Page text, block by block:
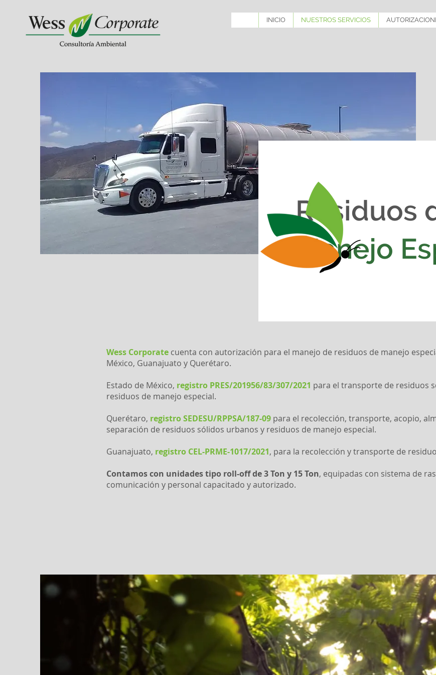
INICIO NUESTROS SERVICIOS
Residuos
Manejo
Wess Corporate cuenta con autorización para el manejo de residuos de manejo
México, Guanajuato y Querétaro.
Estado de México, registro PRES/201956/83/307/2021 para el transporte de residuos
residuos de manejo especial.
Querétaro, registroSEDESU/RPPSA/187-09 para el recolección, transporte, acopio,
separación de residuos sólidos urbanos y residuos de manejo especial.
Guanajuato, registro CEL-PRME-1017/2021, para la recolección y transporte de
Contamos con unidades tipo roll-off de 3 Ton y 15 Ton, equipadas con sistema de
comunicación y personal capacitado y autorizado.